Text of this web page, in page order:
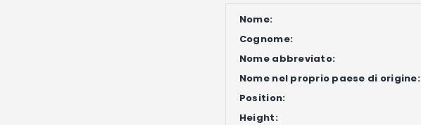
Nome:
Cognome:
Nome abbreviato:
Nome nel proprio paese di origine:
Position:
Height: